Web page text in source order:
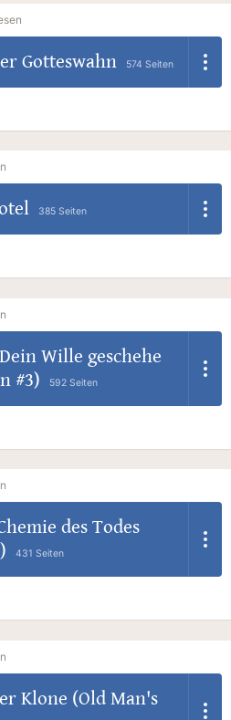
Gotteswahn 574 Seiten
385 Seiten
Dein Wille geschehe
#3)
592 Seiten
des Todes
431 Seiten
Klone (Old Man's